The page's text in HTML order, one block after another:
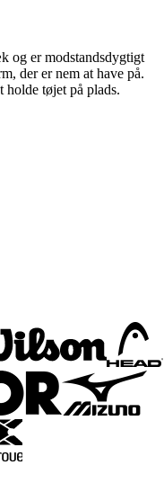
og er modstandsdygtigt
der er nem at have på.
tøjet på plads.